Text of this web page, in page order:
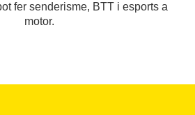
fer senderisme, BTT i esports a
motor.